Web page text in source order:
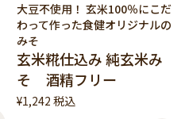
大豆不使用！ 玄米100％にこだ
わって作った食健オリジナルの
みそ
玄米糀仕込み 純玄米み
そ 酒精フリー
¥1,242 税込